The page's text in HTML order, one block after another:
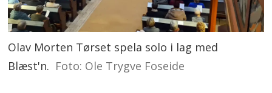
Olav Morten Tørset spela solo i lag med
Blæst'n. Foto: Ole Trygve Foseide